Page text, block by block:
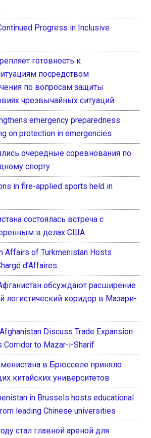
Progress in Inclusive
готовность к
посредством
по вопросам защиты
чрезвычайных ситуаций
emergency preparedness
on protection in emergencies
очередные соревнования по
спорту
in fire-applied sports held in
состоялась встреча с
в делах США
Affairs of Turkmenistan Hosts
d’Affaires
обсуждают расширение
логистический коридор в Мазари-
Discuss Trade Expansion
Corridor to Mazar-i-Sharif
в Брюсселе приняло
китайских университетов
in Brussels hosts educational
leading Chinese universities
стал главной ареной для